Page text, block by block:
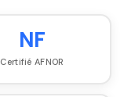
NF
Certifié AFNOR